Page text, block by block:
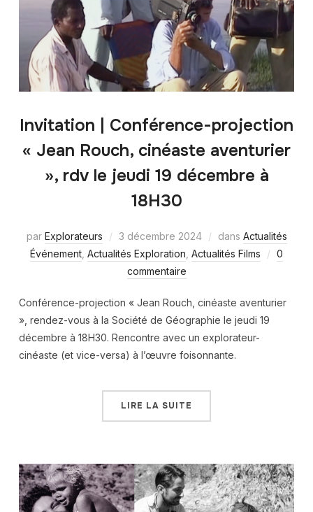
Invitation | Conférence-projection
« Jean Rouch, cinéaste aventurier
», rdv le jeudi 19 décembre à
18H30
par Explorateurs 3 décembre 2024 dans Actualités
Événement Actualités Exploration Actualités Films
0
commentaire
Conférence-projection « Jean Rouch, cinéaste aventurier
», rendez-vous à la Société de Géographie le jeudi 19
décembre à 18H30. Rencontre avec un explorateur-
cinéaste (et vice-versa) à l’œuvre foisonnante.
LIRE LA SUITE